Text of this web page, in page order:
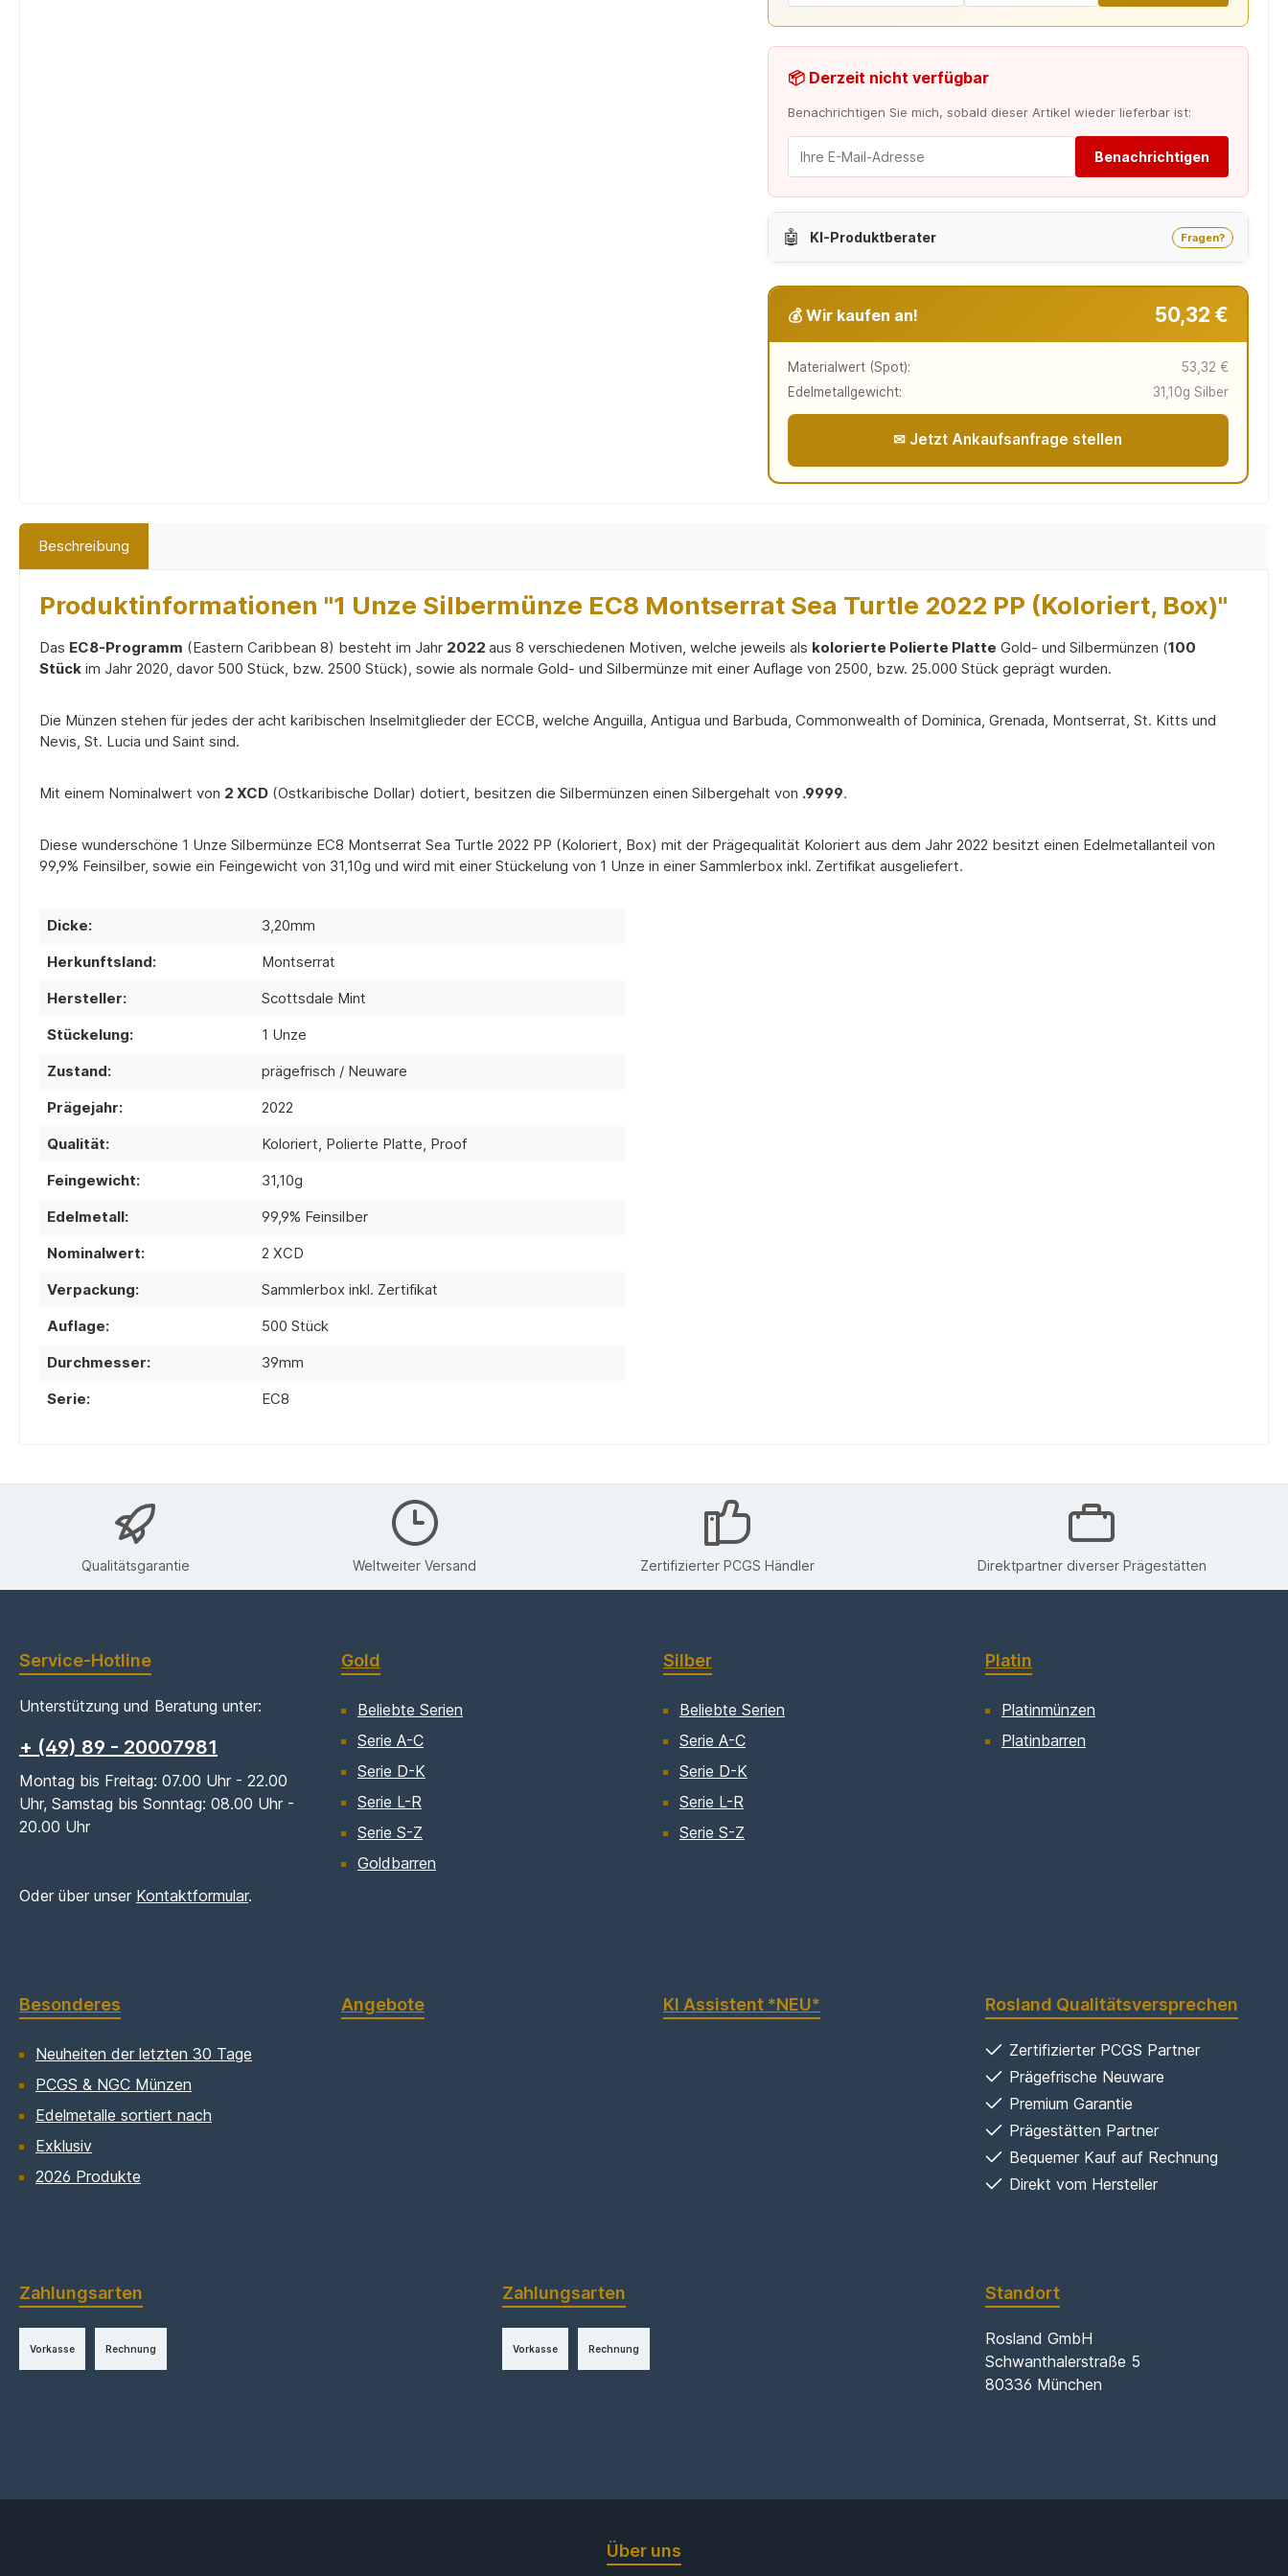
📦 Derzeit nicht verfügbar
Benachrichtigen Sie mich, sobald dieser Artikel wieder lieferbar ist:
Benachrichtigen
🤖 KI-Produktberater Fragen?
💰 Wir kaufen an! 50,32 €
Materialwert (Spot):
53,32 €
Edelmetallgewicht:
31,10g Silber
✉ Jetzt Ankaufsanfrage stellen
Beschreibung
Produktinformationen "1 Unze Silbermünze EC8 Montserrat Sea Turtle 2022 PP (Koloriert, Box)"
Das EC8-Programm (Eastern Caribbean 8) besteht im Jahr 2022 aus 8 verschiedenen Motiven, welche jeweils als kolorierte Polierte Platte Gold- und Silbermünzen (100
Stück im Jahr 2020, davor 500 Stück, bzw. 2500 Stück), sowie als normale Gold- und Silbermünze mit einer Auflage von 2500, bzw. 25.000 Stück geprägt wurden.
Die Münzen stehen für jedes der acht karibischen Inselmitglieder der ECCB, welche Anguilla, Antigua und Barbuda, Commonwealth of Dominica, Grenada, Montserrat, St. Kitts und
Nevis, St. Lucia und Saint sind.
Mit einem Nominalwert von 2 XCD (Ostkaribische Dollar) dotiert, besitzen die Silbermünzen einen Silbergehalt von .9999.
Diese wunderschöne 1 Unze Silbermünze EC8 Montserrat Sea Turtle 2022 PP (Koloriert, Box) mit der Prägequalität Koloriert aus dem Jahr 2022 besitzt einen Edelmetallanteil von
99,9% Feinsilber, sowie ein Feingewicht von 31,10g und wird mit einer Stückelung von 1 Unze in einer Sammlerbox inkl. Zertifikat ausgeliefert.
Dicke:
3,20mm
Herkunftsland:
Montserrat
Hersteller:
Scottsdale Mint
Stückelung:
1 Unze
Zustand:
prägefrisch / Neuware
Prägejahr:
2022
Qualität:
Koloriert, Polierte Platte, Proof
Feingewicht:
31,10g
Edelmetall:
99,9% Feinsilber
Nominalwert:
2 XCD
Verpackung:
Sammlerbox inkl. Zertifikat
Auflage:
500 Stück
Durchmesser:
39mm
Serie:
EC8
Qualitätsgarantie Weltweiter Versand Zertifizierter PCGS Händler Direktpartner diverser Prägestätten
Service-Hotline
Unterstützung und Beratung unter:
+ (49) 89 - 20007981
Montag bis Freitag: 07.00 Uhr - 22.00
Uhr, Samstag bis Sonntag: 08.00 Uhr -
20.00 Uhr
Oder über unser Kontaktformular.
Gold
Beliebte Serien
Serie A-C
Serie D-K
Serie L-R
Serie S-Z
Goldbarren
Silber
Beliebte Serien
Serie A-C
Serie D-K
Serie L-R
Serie S-Z
Platin
Platinmünzen
Platinbarren
Besonderes
Neuheiten der letzten 30 Tage
PCGS & NGC Münzen
Edelmetalle sortiert nach
Exklusiv
2026 Produkte
Angebote KI Assistent *NEU* Rosland Qualitätsversprechen
Zertifizierter PCGS Partner
Prägefrische Neuware
Premium Garantie
Prägestätten Partner
Bequemer Kauf auf Rechnung
Direkt vom Hersteller
Zahlungsarten
Vorkasse Rechnung
Zahlungsarten
Vorkasse Rechnung
Standort
Rosland GmbH
Schwanthalerstraße 5
80336 München
Über uns